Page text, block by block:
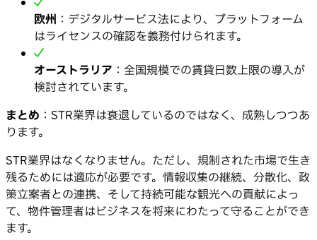
欧州 ：デジタルサービス法により、プラットフォーム
はライセンスの確認を義務付けられます。
オーストラリア ：全国規模での賃貸日数上限の導入が
検討されています。
まとめ ：STR業界は衰退しているのではなく、成熟しつつあ
ります。
STR業界はなくなりません。ただし、規制された市場で生き
残るためには適応が必要です。情報収集の継続、分散化、政
策立案者との連携、そして持続可能な観光への貢献によっ
て、物件管理者はビジネスを将来にわたって守ることができ
ます。